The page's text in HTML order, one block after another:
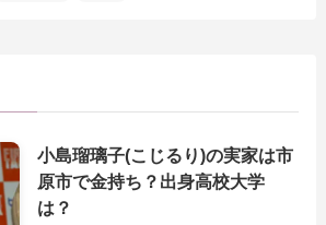
小島瑠璃子(こじるり)の実家は市
原市で金持ち？出身高校大学
は？